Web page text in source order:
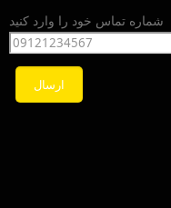
شماره تماس خود را وارد کنید